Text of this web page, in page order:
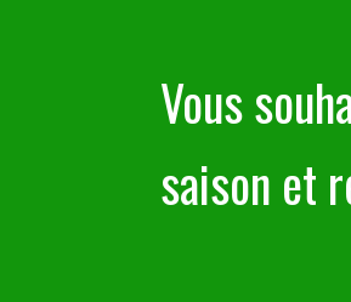
Vous
saison et